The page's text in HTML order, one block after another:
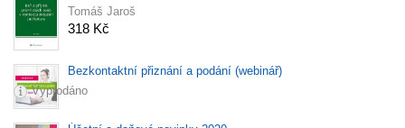
Tomáš Jaroš
318 Kč
Bezkontaktní přiznání a podání (webinář)
Vyprodáno